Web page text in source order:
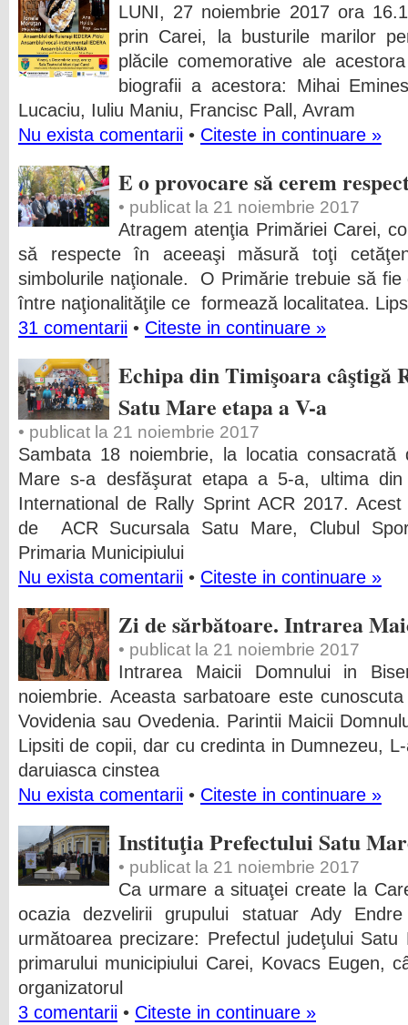
LUNI, 27 noiembrie 2017 ora
prin Carei, la busturile marilor
plăcile comemorative ale
biografii a acestora: Mihai
Lucaciu, Iuliu Maniu, Francisc Pall, Avram
Nu exista comentarii • Citeste in continuare »
E o provocare să cerem
• publicat la 21 noiembrie 2017
Atragem atenţia Primăriei Carei,
să respecte în aceeaşi măsură toţi
simbolurile naţionale. O Primărie trebuie să fie
între naţionalităţile ce formează localitatea.
31 comentarii • Citeste in continuare »
Echipa din Timişoara câştigă
Satu Mare etapa a V-a
• publicat la 21 noiembrie 2017
Sambata 18 noiembrie, la locatia
Mare s-a desfăşurat etapa a 5-a, ultima
International de Rally Sprint ACR 2017.
de ACR Sucursala Satu Mare, Clubul
Primaria Municipiului
Nu exista comentarii • Citeste in continuare »
Zi de sărbătoare. Intrarea
• publicat la 21 noiembrie 2017
Intrarea Maicii Domnului in
noiembrie. Aceasta sarbatoare este
Vovidenia sau Ovedenia. Parintii Maicii
Lipsiti de copii, dar cu credinta in Dumnezeu,
daruiasca cinstea
Nu exista comentarii • Citeste in continuare »
Instituţia Prefectului Satu
• publicat la 21 noiembrie 2017
Ca urmare a situaţei create la
ocazia dezvelirii grupului statuar Ady
următoarea precizare: Prefectul judeţului
primarului municipiului Carei, Kovacs Eugen,
organizatorul
3 comentarii • Citeste in continuare »